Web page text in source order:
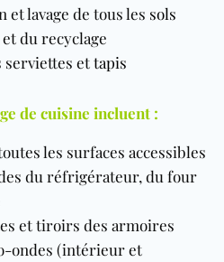
et lavage de tous les sols
du recyclage
serviettes ettapis
de cuisine incluent :
les surfaces accessibles
du réfrigérateur, du four
et tiroirs des armoires
ondes (intérieur et